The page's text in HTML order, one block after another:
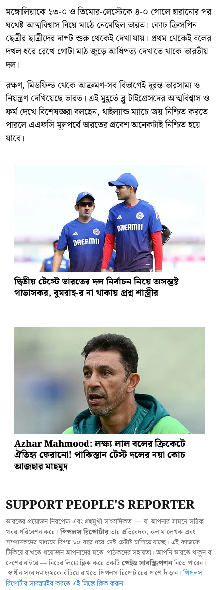
মঙ্গোলিয়াকে ১৩-০ ও তিমোর-লেস্টেকে ৪-০ গোলে হারানোর পর
যথেষ্ট আত্মবিশ্বাস নিয়ে মাঠে নেমেছিল ভারত। কোচ ক্রিসপিন
ছেত্রীর ছাত্রীদের দাপট শুরু থেকেই দেখা যায়। প্রথম থেকেই বলের
দখল ধরে রেখে গোটা মাঠ জুড়ে আধিপত্য দেখাতে থাকে ভারতীয়
দল।
রক্ষণ, মিডফিল্ড থেকে আক্রমণ-সব বিভাগেই দুরন্ত ভারসাম্য ও
নিয়ন্ত্রণ দেখিয়েছে ভারত। এই মুহূর্তে ব্লু টাইগ্রেসদের আত্মবিশ্বাস ও
ফর্ম দেখে বিশেষজ্ঞরা বলছেন, থাইল্যান্ড ম্যাচে জয় নিশ্চিত করতে
পারলে এএফসি মূলপর্বে ভারতের প্রবেশ অনেকটাই নিশ্চিত হয়ে
যাবে।
দ্বিতীয় টেস্টে ভারতের দল নির্বাচন নিয়ে অসন্তুষ্ট
গাভাসকর, বুমরাহ-র না থাকায় প্রশ্ন শাস্ত্রীর
Azhar Mahmood: লক্ষ্য লাল বলের ক্রিকেটে
ঐতিহ্য ফেরানো! পাকিস্তান টেস্ট দলের নয়া কোচ
আজহার মাহমুদ
SUPPORT PEOPLE'S REPORTER
ভারতের প্রয়োজন নিরপেক্ষ এবং প্রশ্নমুখী সাংবাদিকতা — যা আপনার সামনে সঠিক
খবর পরিবেশন করে।পিপলস রিপোর্টারতার প্রতিবেদক, কলাম লেখক এবং
সম্পাদকদের মাধ্যমে বিগত ১০ বছর ধরে সেই চেষ্টাই চালিয়ে যাচ্ছে। এই কাজকে
টিকিয়ে রাখতে প্রয়োজন আপনাদের মতো পাঠকদের সহায়তা। আপনি ভারতে থাকুন বা
দেশের বাইরে — নিচের লিঙ্কে ক্লিক করে একটিপেইড সাবস্ক্রিপশননিতে পারেন।
স্বাধীন সংবাদমাধ্যমকে বাঁচিয়ে রাখতে পিপলস রিপোর্টারের পাশে দাঁড়ান।পিপলস
রিপোর্টার সাবস্ক্রাইব করতে এই লিঙ্কে ক্লিক করুন